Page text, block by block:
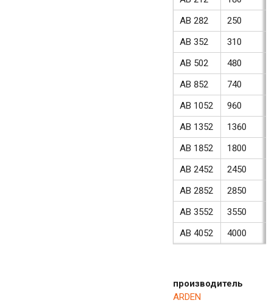
AB 282
250
AB 352
310
AB 502
480
AB 852
740
AB 1052
960
AB 1352
1360
AB 1852
1800
AB 2452
2450
AB 2852
2850
AB 3552
3550
AB 4052
4000
производитель
ARDEN